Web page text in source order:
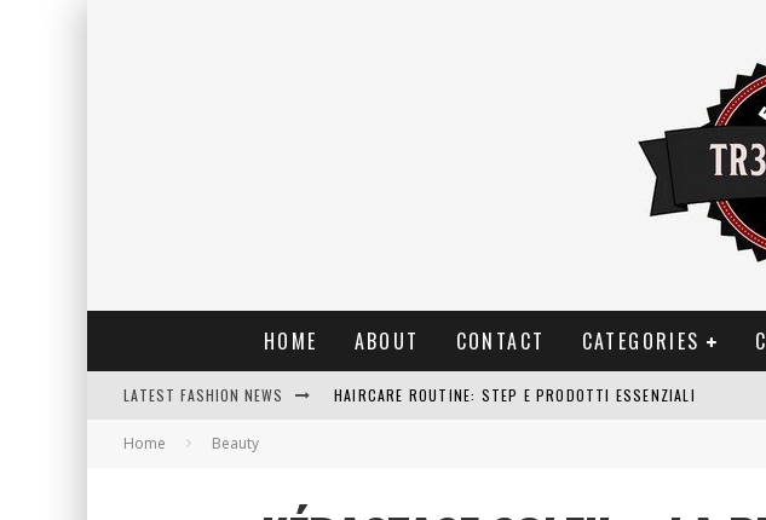
HOME ABOUT CONTACT CATEGORIES
LATEST FASHION NEWS HAIRCARE ROUTINE: STEP E PRODOTTI ESSENZIALI
Home Beauty